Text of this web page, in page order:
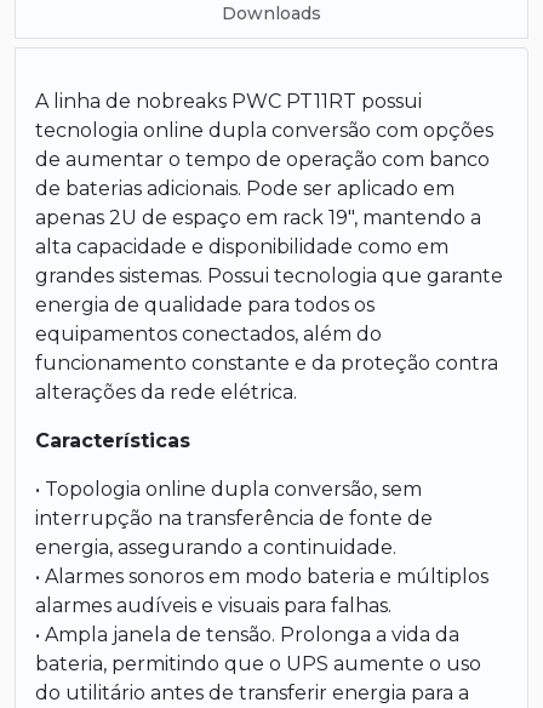
Downloads
A linha de nobreaks PWC PT11RT possui
tecnologia online dupla conversão com opções
de aumentar o tempo de operação com banco
de baterias adicionais. Pode ser aplicado em
apenas 2U de espaço em rack 19", mantendo a
alta capacidade e disponibilidade como em
grandes sistemas. Possui tecnologia que garante
energia de qualidade para todos os
equipamentos conectados, além do
funcionamento constante e da proteção contra
alterações da rede elétrica.
Características
• Topologia online dupla conversão, sem
interrupção na transferência de fonte de
energia, assegurando a continuidade.
• Alarmes sonoros em modo bateria e múltiplos
alarmes audíveis e visuais para falhas.
• Ampla janela de tensão. Prolonga a vida da
bateria, permitindo que o UPS aumente o uso
do utilitário antes de transferir energia para a